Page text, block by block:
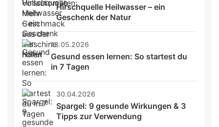
Hirschquelle Heilwasser – ein
Geschenk der Natur
13.05.2026
Gesund essen lernen: So startest du
in 7 Tagen
30.04.2026
Spargel: 9 gesunde Wirkungen & 3
Tipps zur Verwendung